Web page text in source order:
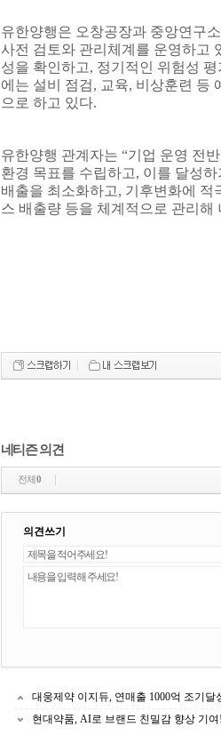
유한양행은 오창공장과 중앙연구
사전 검토와 관리체계를 운영하고
성을 확인하고, 정기적인 위험성
에는 설비 점검, 교육, 비상훈련 등
으로 하고 있다.
유한양행 관계자는 “기업 운영 전
환경 목표를 수립하고, 이를 달성
배출을 최소화하고, 기후변화에 적
스 배출량 등을 체계적으로 관리해
네티즌 의견
전체0
의견쓰기
대웅제약 이지듀, 연매출 1000억 조기
현대약품, AI로 브랜드 친밀감 향상 기